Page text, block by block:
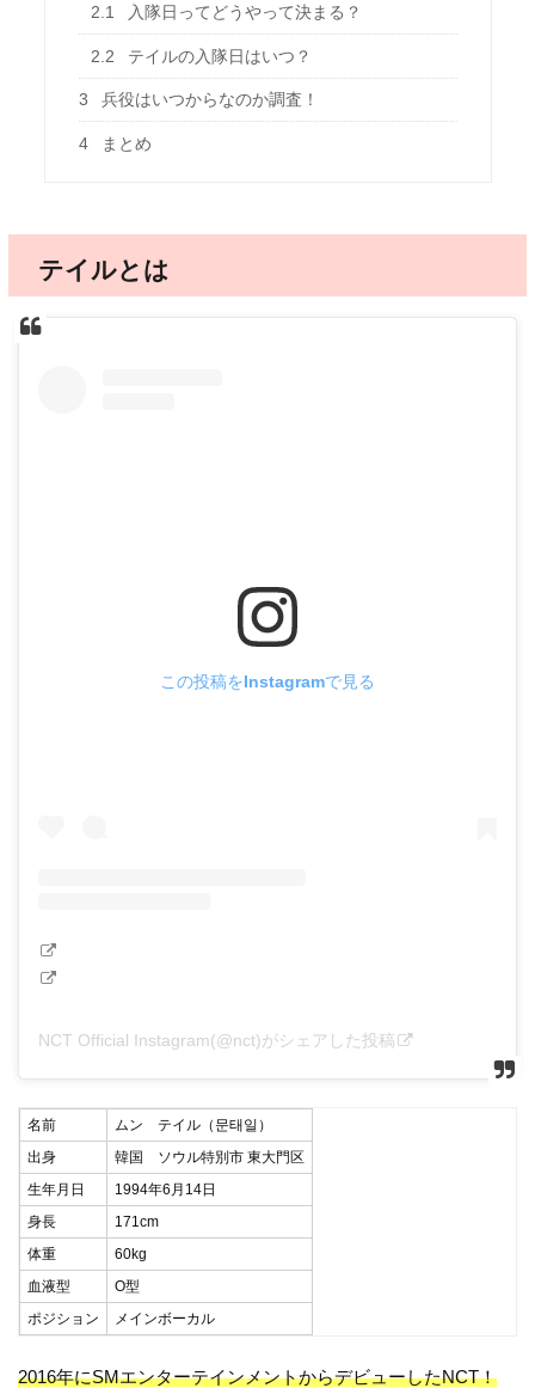
2.1 入隊日ってどうやって決まる？
2.2 テイルの入隊日はいつ？
3 兵役はいつからなのか調査！
4 まとめ
テイルとは
この投稿をInstagramで見る
NCT Official Instagram(@nct)がシェアした投稿
名前
ムン テイル（문태일）
出身
韓国 ソウル特別市 東大門区
生年月日
1994年6月14日
身長
171cm
体重
60kg
血液型
O型
ポジション
メインボーカル
2016年にSMエンターテインメントからデビューしたNCT！